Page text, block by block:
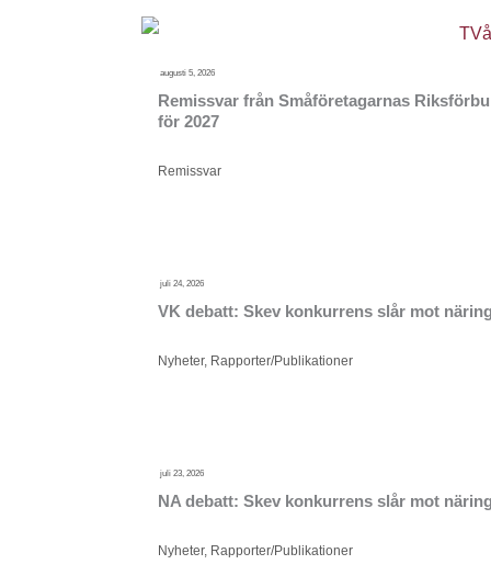
augusti 5, 2026
Remissvar från Småföretagarnas
för 2027
Remissvar
juli 24, 2026
VK debatt: Skev konkurrens slår mot
Nyheter, Rapporter/Publikationer
juli 23, 2026
NA debatt: Skev konkurrens slår mot
Nyheter, Rapporter/Publikationer